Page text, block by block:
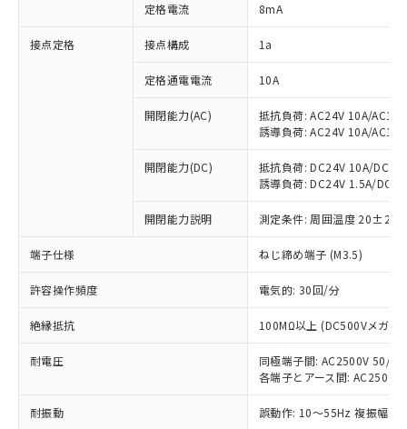
定格電流 8mA
接点定格 接点構成 1a
定格通電電流 10A
開閉能力(AC)
抵抗負荷: AC24V 10A/
誘導負荷: AC24V 10A/
開閉能力(DC)
抵抗負荷: DC24V 10A/
誘導負荷: DC24V 1.5A/
開閉能力説明 測定条件: 周囲温度 20±2℃
端子仕様 ねじ締め端子 (M3.5)
許容操作頻度 電気的: 30回/分
絶縁抵抗 100MΩ以上 (DC500Vメガ)
耐電圧
同極端子間: AC2500V 50/
各端子とアース間:
耐振動 誤動作: 10～55Hz 複振幅
ご利用条件
以下の条件をお読みいただき、同意のうえ
ご利用ください。
商品の当社在庫状況および標準価格
(税抜)を提供させていただくもので
当社制御機器事業取扱商品の中には、
本サービスの対象外となる商品もある
在庫状況および標準価格照会結果は、
記載している更新日時点での社内デー
タに基づき作成されるものであり、閲
覧された時点での実際の在庫および標
準価格とは異なる場合があることをご
対応済み：EU RoHS指令（10物質）の
非含有に対応した製品が提供可能な商品で
対応予定：EU RoHS指令（10物質）の非含
有に対応した製品に切り替える予定のある
対応予定なし：EU RoHS指令（10物質）の
非含有に非対応の商品で、対応品を出す予
調査・確認中：EU RoHS指令（10物質）の
非含有の対応状況を調査中または確認中の
非該当品：ライセンス料など無形物で、有
害物質有無と関係のない商品です。
仕入先様の事情により、非含有部品として
いたものが、含有品と判明した場合などや
むを得ず変更することがあります。
鉛(Pb) 1000ppm以下、 水銀(Hg) 1000ppm以下、 カド
六価クロム(Cr(Ⅵ)) 1000ppm以下、ポリ臭化ビフェニル
※1 中国RoHS○×表
「○」：最大均質材料含有率が中国RoHSの
基準値以下であることを示します。
「×」：最大均質材料含有率が中国RoHSの
基準値を超えていることを示します。
「－」：未確認です。当社販売部門へお問
*中国RoHS10物質の基準値 (GB/T26572)：
当社は、これら貴社製品のうち、外国
為替および外国貿易法に定める商品
（以下｢規制貨物等」という）を輸出
または国外への提供する場合は、日本
国政府の輸出許可(または役務取引許
可)を取得するなどの必要な手続きを